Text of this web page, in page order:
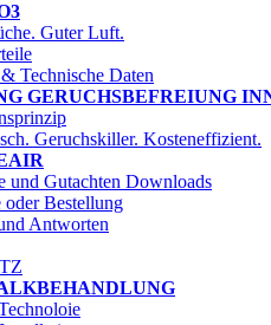
Guter Luft.
Technische Daten
GERUCHSBEFREIUNG
Geruchskiller. Kosteneffizient.
und Gutachten Downloads
oder Bestellung
Antworten